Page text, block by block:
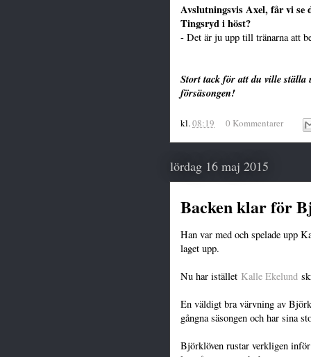
Avslutningsvis Axel, får vi se
Tingsryd i höst?
- Det är ju upp till tränarna att
Stort tack för att du ville
försäsongen!
kl.08:19 0 Kommentarer
lördag 16 maj 2015
Backen klar för
Han var med och spelade upp
laget upp.
Nu har istället Kalle Ekelund
En väldigt bra värvning av
gångna säsongen och har sina
Björklöven rustar verkligen inför